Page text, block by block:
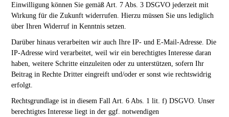
Einwilligung können Sie gemäß Art. 7 Abs. 3 DSGVO jederzeit mit
Wirkung für die Zukunft widerrufen. Hierzu müssen Sie uns lediglich
über Ihren Widerruf in Kenntnis setzen.
Darüber hinaus verarbeiten wir auch Ihre IP- und E-Mail-Adresse. Die
IP-Adresse wird verarbeitet, weil wir ein berechtigtes Interesse daran
haben, weitere Schritte einzuleiten oder zu unterstützen, sofern Ihr
Beitrag in Rechte Dritter eingreift und/oder er sonst wie rechtswidrig
erfolgt.
Rechtsgrundlage ist in diesem Fall Art. 6 Abs. 1 lit. f) DSGVO. Unser
berechtigtes Interesse liegt in der ggf. notwendigen